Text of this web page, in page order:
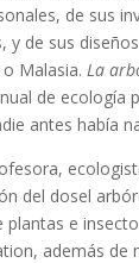
de sus
de sus
Malasia. La
de ecología
antes había
del dosel
e
además de